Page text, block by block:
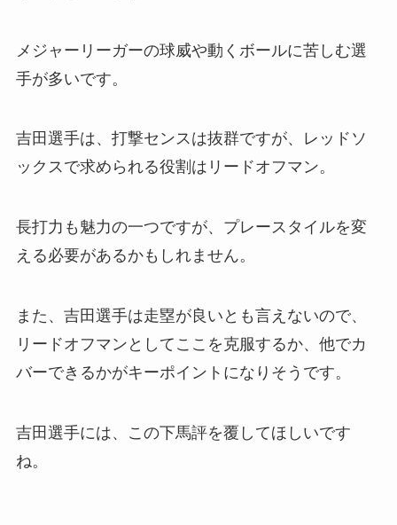
メジャーリーガーの球威や動くボールに苦しむ選
手が多いです。
吉田選手は、打撃センスは抜群ですが、レッドソ
ックスで求められる役割はリードオフマン。
長打力も魅力の一つですが、プレースタイルを変
える必要があるかもしれません。
また、吉田選手は走塁が良いとも言えないので、
リードオフマンとしてここを克服するか、他でカ
バーできるかがキーポイントになりそうです。
吉田選手には、この下馬評を覆してほしいです
ね。